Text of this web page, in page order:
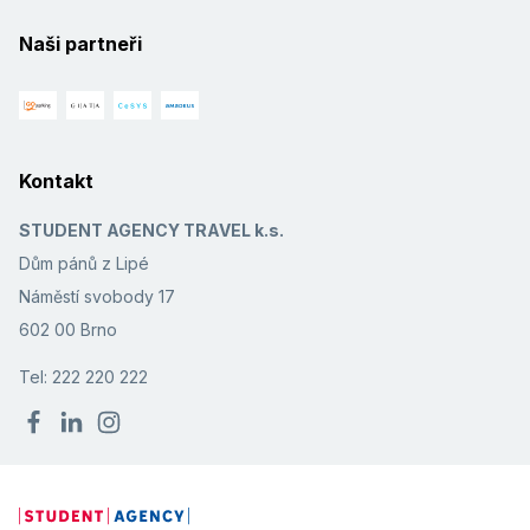
Naši partneři
Kontakt
STUDENT AGENCY TRAVEL k.s.
Dům pánů z Lipé
Náměstí svobody 17
602 00 Brno
Tel: 222 220 222